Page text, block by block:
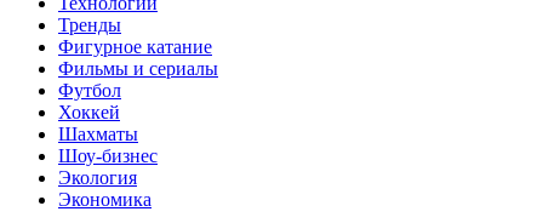
Тренды
Фигурное катание
Фильмы и сериалы
Футбол
Хоккей
Шахматы
Шоу-бизнес
Экология
Экономика